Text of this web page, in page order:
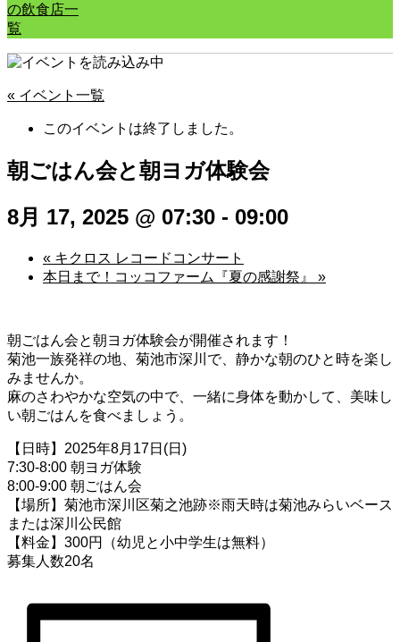
の飲食店一
覧
« イベント一覧
このイベントは終了しました。
朝ごはん会と朝ヨガ体験会
8月 17, 2025 @ 07:30 - 09:00
« キクロス レコードコンサート
本日まで！コッコファーム『夏の感謝祭』 »
朝ごはん会と朝ヨガ体験会が開催されます！
菊池一族発祥の地、菊池市深川で、静かな朝のひと時を楽し
みませんか。
麻のさわやかな空気の中で、一緒に身体を動かして、美味し
い朝ごはんを食べましょう。
【日時】2025年8月17日(日)
7:30-8:00 朝ヨガ体験
8:00-9:00 朝ごはん会
【場所】菊池市深川区菊之池跡※雨天時は菊池みらいベース
または深川公民館
【料金】300円（幼児と小中学生は無料）
募集人数20名